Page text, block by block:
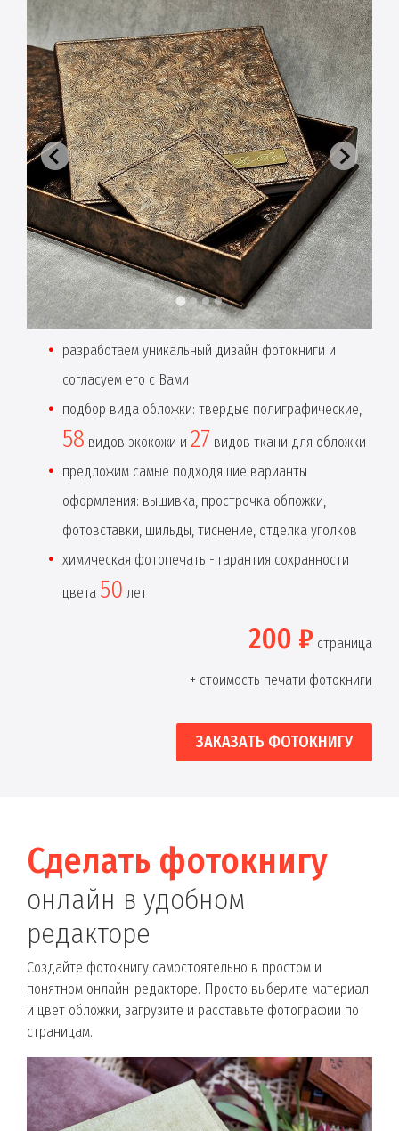
разработаем уникальный дизайн фотокниги и
согласуем его с Вами
подбор вида обложки: твердые полиграфические,
58 видов экокожи и 27 видов ткани для обложки
предложим самые подходящие варианты
оформления: вышивка, прострочка обложки,
фотовставки, шильды, тиснение, отделка уголков
химическая фотопечать - гарантия сохранности
цвета 50 лет
200 ₽ страница
+ стоимость печати фотокниги
ЗАКАЗАТЬ ФОТОКНИГУ
Сделать фотокнигу
онлайн в удобном
редакторе
Создайте фотокнигу самостоятельно в простом и
понятном онлайн-редакторе. Просто выберите материал
и цвет обложки, загрузите и расставьте фотографии по
страницам.